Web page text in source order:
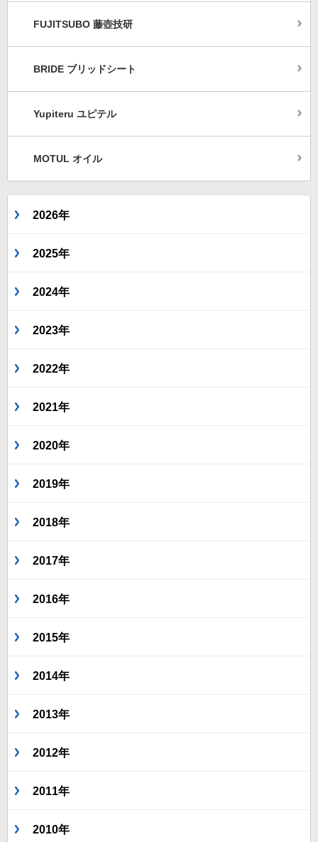
FUJITSUBO 藤壺技研
BRIDE ブリッドシート
Yupiteru ユピテル
MOTUL オイル
2026年
2025年
2024年
2023年
2022年
2021年
2020年
2019年
2018年
2017年
2016年
2015年
2014年
2013年
2012年
2011年
2010年